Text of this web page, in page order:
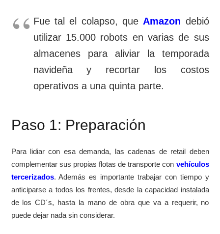
Fue tal el colapso, que Amazon debió
utilizar 15.000 robots en varias de sus
almacenes para aliviar la temporada
navideña y recortar los costos
operativos a una quinta parte.
Paso 1: Preparación
Para lidiar con esa demanda, las cadenas de retail deben
complementar sus propias flotas de transporte con vehículos
tercerizados. Además es importante trabajar con tiempo y
anticiparse a todos los frentes, desde la capacidad instalada
de los CD´s, hasta la mano de obra que va a requerir, no
puede dejar nada sin considerar.